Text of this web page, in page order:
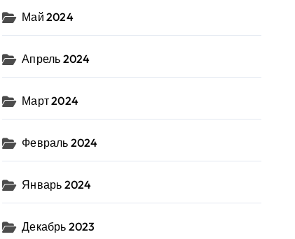
Май 2024
Апрель 2024
Март 2024
Февраль 2024
Январь 2024
Декабрь 2023